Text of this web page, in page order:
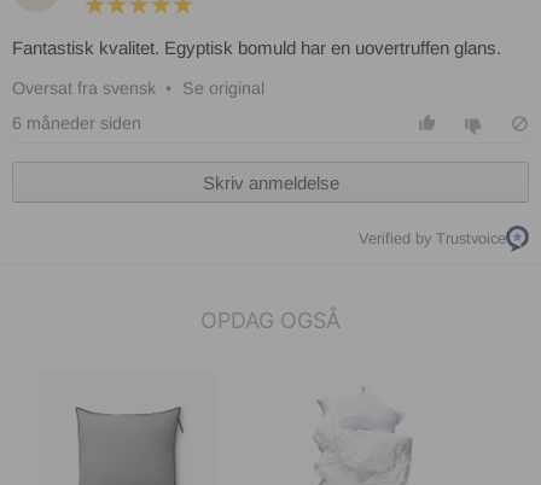
Fantastisk kvalitet. Egyptisk bomuld har en uovertruffen glans.
Oversat fra svensk •
Se original
6 måneder siden
Skriv anmeldelse
Verified by Trustvoice
OPDAG OGSÅ